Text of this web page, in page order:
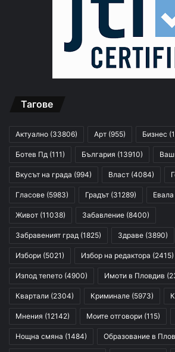
Тагове
Актуално (33806) Арт (955) Бизнес
Ботев Пд (111) България (13910)
Вкусът на града (994) Власт (4084)
Гласове (5983) Градът (31289) Евала
Живот (11038) Забавление (8400)
Забравеният град (1825) Здраве (3890)
Избори (5021) Избор на редактора (2415)
Изпод тепето (4900) Имоти в Пловдив
Квартали (2304) Криминале (5973)
Мнения (12142) Моите отговори (115)
Нощна смяна (1484) Образование в